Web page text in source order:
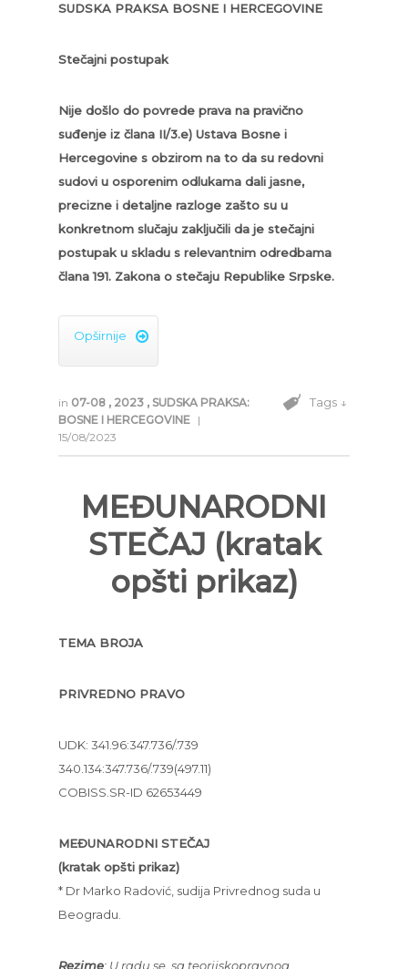
SUDSKA PRAKSA BOSNE I HERCEGOVINE
Stečajni postupak
Nije došlo do povrede prava na pravično
suđenje iz člana II/3.e) Ustava Bosne i
Hercegovine s obzirom na to da su redovni
sudovi u osporenim odlukama dali jasne,
precizne i detaljne razloge zašto su u
konkretnom slučaju zaključili da je stečajni
postupak u skladu s relevantnim odredbama
člana 191. Zakona o stečaju Republike Srpske.
Opširnije 
in 07-08 , 2023 , SUDSKA PRAKSA:
BOSNE I HERCEGOVINE |
15/08/2023
Tags ↓
MEĐUNARODNI
STEČAJ (kratak
opšti prikaz)
TEMA BROJA
PRIVREDNO PRAVO
UDK: 341.96:347.736/.739
340.134:347.736/.739(497.11)
COBISS.SR-ID 62653449
MEĐUNARODNI STEČAJ
(kratak opšti prikaz)
* Dr Marko Radović, sudija Privrednog suda u
Beogradu.
Rezime: U radu se, sa teorijskopravnog